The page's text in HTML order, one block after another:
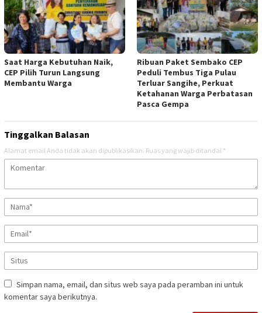
Saat Harga Kebutuhan Naik,
CEP Pilih Turun Langsung
Membantu Warga
Ribuan Paket Sembako CEP
Peduli Tembus Tiga Pulau
Terluar Sangihe, Perkuat
Ketahanan Warga Perbatasan
Pasca Gempa
Tinggalkan Balasan
Alamat email Anda tidak akan dipublikasikan. Ruas yang wajib ditandai *
Simpan nama, email, dan situs web saya pada peramban ini untuk
komentar saya berikutnya.